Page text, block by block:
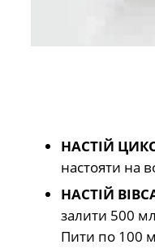
НАСТІЙ
настояти на
НАСТІЙ
залити 500
Пити по 100